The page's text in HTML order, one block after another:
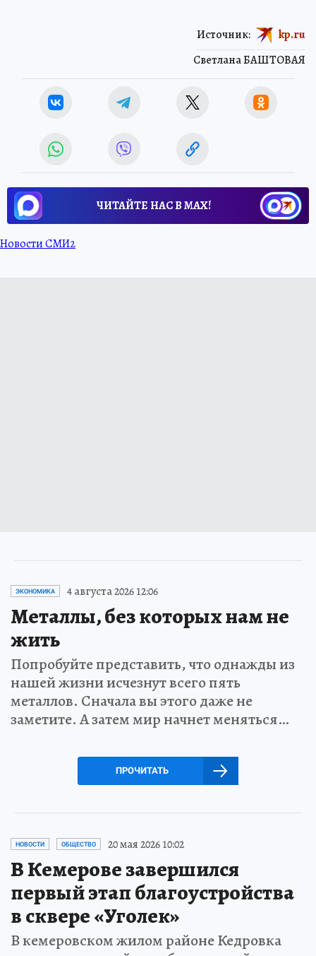
Светлана БАШТОВАЯ
Источник: kp.ru
ЧИТАЙТЕ НАС В МАХ!
Новости СМИ2
ЭКОНОМИКА 4 августа 2026 12:06
Металлы, без которых нам не
жить
Попробуйте представить, что однажды из
нашей жизни исчезнут всего пять
металлов. Сначала вы этого даже не
заметите. А затем мир начнет меняться…
ПРОЧИТАТЬ
НОВОСТИ ОБЩЕСТВО 20 мая 2026 10:02
В Кемерове завершился
первый этап благоустройства
в сквере «Уголек»
В кемеровском жилом районе Кедровка